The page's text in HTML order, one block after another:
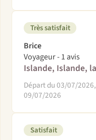
Très satisfait
Brice
Voyageur - 1 avis
Islande, Islande,
Départ du 03/07/
09/07/2026
Satisfait